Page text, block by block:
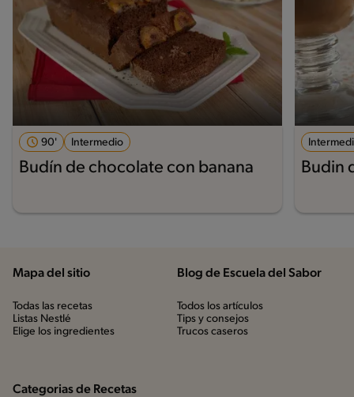
90' Intermedio
Budín de chocolate con banana Budin
Mapa del sitio
Todas las recetas
Listas Nestlé
Elige los ingredientes
Blog de Escuela del Sabor
Todos los artículos
Tips y consejos
Trucos caseros
Categorias de Recetas